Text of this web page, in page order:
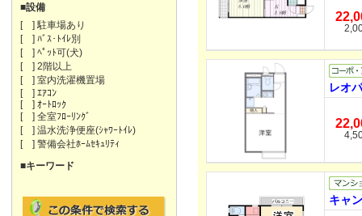
■設備
[ ] 駐車場あり
[ ] ﾊﾞｽ･ﾄｲﾚ別
[ ] ﾍﾟｯﾄ可(犬)
[ ] 2階以上
[ ] 室内洗濯機置場
[ ] ｴｱｺﾝ
[ ] ｵｰﾄﾛｯｸ
[ ] 全室ﾌﾛｰﾘﾝｸﾞ
[ ] 温水洗浄便座(ｼｬﾜｰﾄｲﾚ)
[ ] 警備会社ﾎｰﾑｾｷｭﾘﾃｨ
■キーワード
レオ
キャ